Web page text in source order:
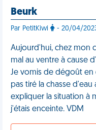
Beurk
Par PetitKiwi - 20/04/
Aujourd'hui, chez mon
mal au ventre à cause
Je vomis de dégoût en
pas tiré la chasse d'eau
expliquer la situation à
j'étais enceinte. VDM